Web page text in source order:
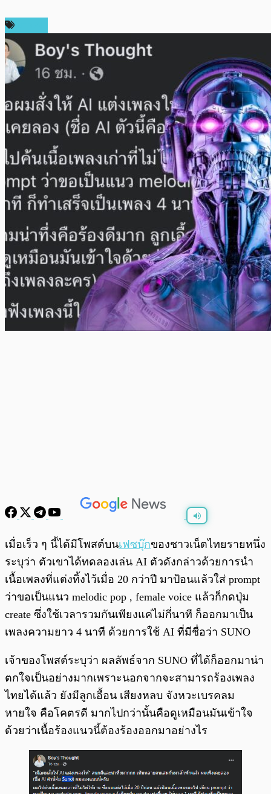
พร้อมเล่น 0:00
เมื่อเร็ว ๆ นี้ได้มีโพสต์บนเฟซบุ๊กของชาวเน็ตไทยรายหนึ่ง
ระบุว่า ตัวเขาได้ทดลองเล่น AI ตัวดังกล่าวด้วยการนำ
เนื้อเพลงที่แต่งทิ้งไว้เมื่อ 20 กว่าปี มาป้อนแล้วใส่ prompt
ว่าขอเป็นแนว melodic pop , female voice แล้วก็กดปุ่ม
create ซึ่งใช้เวลารวมกันเพียงแค่ไม่กี่นาที ก็ออกมาเป็น
เพลงความยาว 4 นาที ด้วยการใช้ AI ที่มีชื่อว่า SUNO
เจ้าของโพสต์ระบุว่า ผลลัพธ์จาก SUNO ที่ได้ก็ออกมาน่า
ตกใจเป็นอย่างมากเพราะนอกจากจะสามารถร้องเพลง
ไทยได้แล้ว ยังมีลูกเอื้อน เสียงหลบ จังหวะเบรคลม
หายใจ คือโคตรดี มากไปกว่านั้นคือดูเหมือนมันเข้าใจ
ด้วยว่าเนื้อร้องแนวนี้ต้องร้องออกมาอย่างไร